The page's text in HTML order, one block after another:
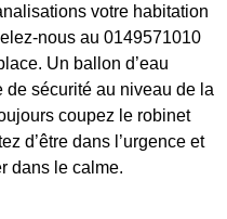
votre habitation
nous au 0149571010
Un ballon d’eau
sécurité au niveau de la
coupez le robinet
d’être dans l’urgence et
dans le calme.